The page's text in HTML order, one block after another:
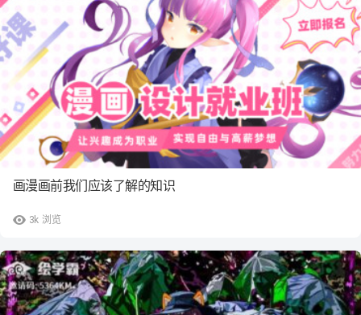
3k 浏览
画漫画前我们应该了解的知识